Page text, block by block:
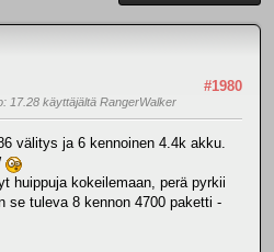
#1980
17.28 käyttäjältä RangerWalker
välitys ja 6 kennoinen 4.4k akku.
huippuja kokeilemaan, perä pyrkii
se tuleva 8 kennon 4700 paketti -